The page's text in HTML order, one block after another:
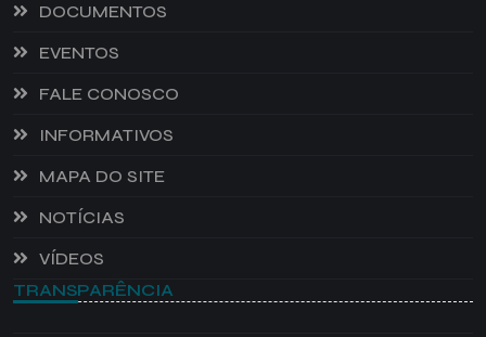
DOCUMENTOS
EVENTOS
FALE CONOSCO
INFORMATIVOS
MAPA DO SITE
NOTÍCIAS
VÍDEOS
TRANSPARÊNCIA